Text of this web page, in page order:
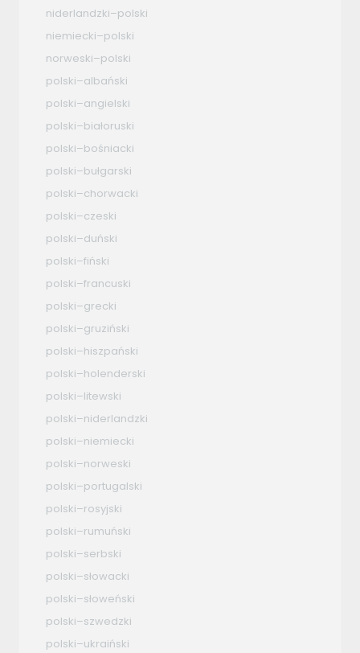
niderlandzki–polski
niemiecki–polski
norweski–polski
polski–albański
polski–angielski
polski–białoruski
polski–bośniacki
polski–bułgarski
polski–chorwacki
polski–czeski
polski–duński
polski–fiński
polski–francuski
polski–grecki
polski–gruziński
polski–hiszpański
polski–holenderski
polski–litewski
polski–niderlandzki
polski–niemiecki
polski–norweski
polski–portugalski
polski–rosyjski
polski–rumuński
polski–serbski
polski–słowacki
polski–słoweński
polski–szwedzki
polski–ukraiński